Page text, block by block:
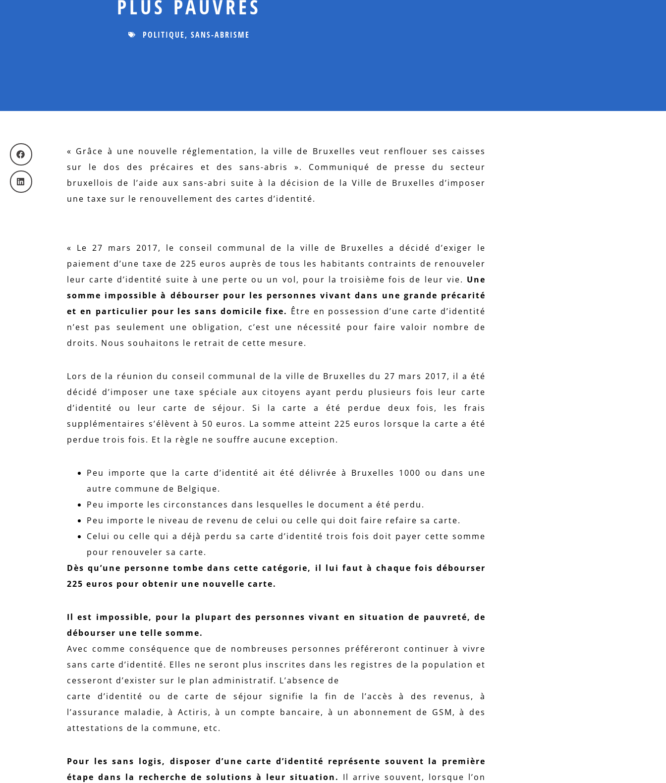
PLUS PAUVRES
POLITIQUE, SANS-ABRISME
« Grâce à une nouvelle réglementation, la ville de Bruxelles veut renflouer ses caisses
sur le dos des précaires et des sans-abris ». Communiqué de presse du secteur
bruxellois de l’aide aux sans-abri suite à la décision de la Ville de Bruxelles d’imposer
une taxe sur le renouvellement des cartes d’identité.
« Le 27 mars 2017, le conseil communal de la ville de Bruxelles a décidé d’exiger le
paiement d’une taxe de 225 euros auprès de tous les habitants contraints de renouveler
leur carte d’identité suite à une perte ou un vol, pour la troisième fois de leur vie. Une
somme impossible à débourser pour les personnes vivant dans une grande précarité
et en particulier pour les sans domicile fixe. Être en possession d’une carte d’identité
n’est pas seulement une obligation, c’est une nécessité pour faire valoir nombre de
droits. Nous souhaitons le retrait de cette mesure.
Lors de la réunion du conseil communal de la ville de Bruxelles du 27 mars 2017, il a été
décidé d’imposer une taxe spéciale aux citoyens ayant perdu plusieurs fois leur carte
d’identité ou leur carte de séjour. Si la carte a été perdue deux fois, les frais
supplémentaires s’élèvent à 50 euros. La somme atteint 225 euros lorsque la carte a été
perdue trois fois. Et la règle ne souffre aucune exception.
Peu importe que la carte d’identité ait été délivrée à Bruxelles 1000 ou dans une
autre commune de Belgique.
Peu importe les circonstances dans lesquelles le document a été perdu.
Peu importe le niveau de revenu de celui ou celle qui doit faire refaire sa carte.
Celui ou celle qui a déjà perdu sa carte d’identité trois fois doit payer cette somme
pour renouveler sa carte.
Dès qu’une personne tombe dans cette catégorie, il lui faut à chaque fois débourser
225 euros pour obtenir une nouvelle carte.
Il est impossible, pour la plupart des personnes vivant en situation de pauvreté, de
débourser une telle somme.
Avec comme conséquence que de nombreuses personnes préféreront continuer à vivre
sans carte d’identité. Elles ne seront plus inscrites dans les registres de la population et
cesseront d’exister sur le plan administratif. L’absence de
carte d’identité ou de carte de séjour signifie la fin de l’accès à des revenus, à
l’assurance maladie, à Actiris, à un compte bancaire, à un abonnement de GSM, à des
attestations de la commune, etc.
Pour les sans logis, disposer d’une carte d’identité représente souvent la première
étape dans la recherche de solutions à leur situation. Il arrive souvent, lorsque l’on